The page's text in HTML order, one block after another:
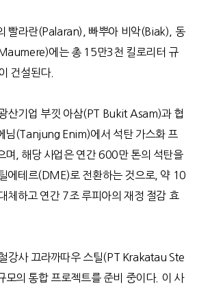
빨라란(Palaran), 빠뿌아 비악(Biak), 동
에는 총15만3천 킬로리터 규
건설된다.
산기업 부낏 아삼(PT Bukit Asam)과 협
님(Tanjung Enim)에서 석탄 가스화 프
며
해당 사업은 연간600만 톤의 석탄을
에테르(DME)로 전환하는 것으로 약 10
체하고 연간7조 루피아의 재정 절감 효
강사 끄라까따우 스틸(PT Krakatau Ste
모의 통합 프로젝트를 준비 중이다. 이 사